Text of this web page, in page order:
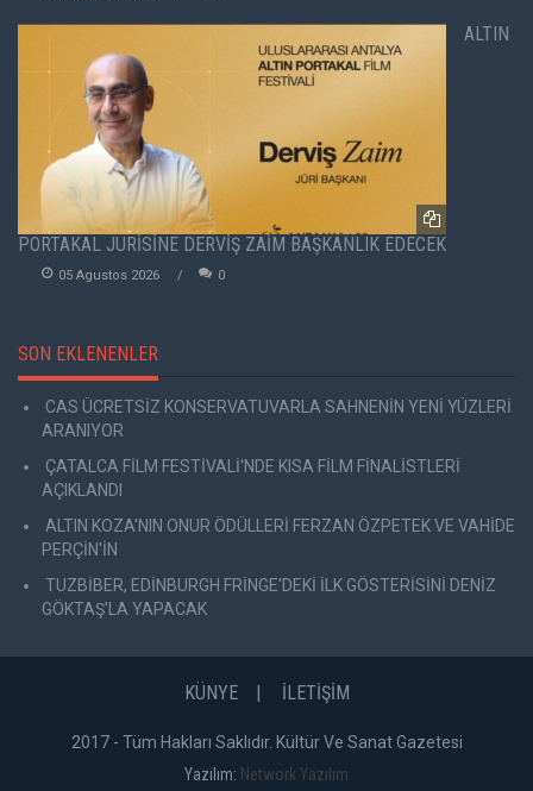
ALTIN
PORTAKAL JÜRİSİNE DERVİŞ ZAİM BAŞKANLIK EDECEK
05 Agustos 2026 0
SON EKLENENLER
CAS ÜCRETSİZ KONSERVATUVARLA SAHNENİN YENİ YÜZLERİ
ARANIYOR
ÇATALCA FİLM FESTİVALİ'NDE KISA FİLM FİNALİSTLERİ
AÇIKLANDI
ALTIN KOZA'NIN ONUR ÖDÜLLERİ FERZAN ÖZPETEK VE VAHİDE
PERÇİN'İN
TUZBİBER, EDİNBURGH FRİNGE'DEKİ İLK GÖSTERİSİNİ DENİZ
GÖKTAŞ'LA YAPACAK
KÜNYE İLETİŞİM
2017 - Tüm Hakları Saklıdır. Kültür Ve Sanat Gazetesi
Yazılım: Network Yazılım